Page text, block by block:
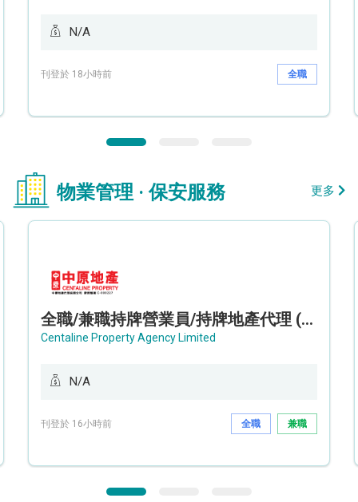
N/A
刊登於 18小時前 全職
物業管理 · 保安服務 更多
全職/兼職持牌營業員/持牌地產代理 (長沙灣/將軍澳/油塘)
Centaline Property Agency Limited
N/A
刊登於 16小時前 全職 兼職